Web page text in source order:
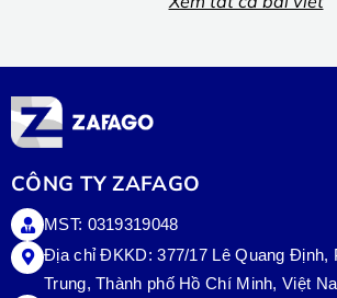
CÔNG TY ZAFAGO
MST: 0319319048
Địa chỉ ĐKKD: 377/17 Lê Quang Định,
Trung, Thành phố Hồ Chí Minh, Việt